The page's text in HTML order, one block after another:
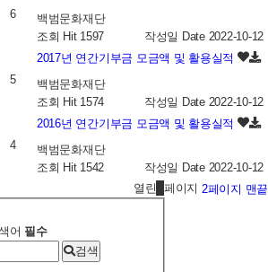
6
백범문화재단
조회 Hit 1597 작성일 Date 2022-10-12
5
2017년 연간기부금 모금액 및 활용실적
백범문화재단
조회 Hit 1574 작성일 Date 2022-10-12
4
2016년 연간기부금 모금액 및 활용실적
백범문화재단
조회 Hit 1542 작성일 Date 2022-10-12
열린
페이지 2페이지 맨끝
어 필수
검색